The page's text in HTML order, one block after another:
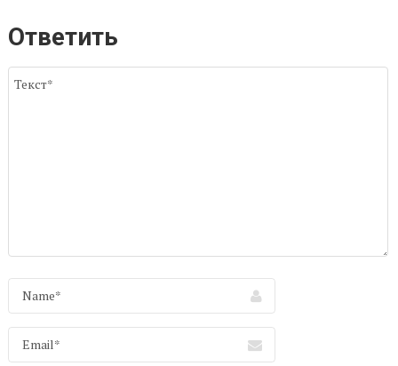
Ответить